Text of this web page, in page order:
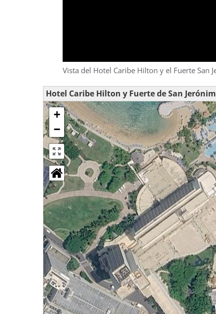
Vista del Hotel Caribe Hilton y el Fuerte San
Hotel Caribe Hilton y Fuerte de San
+
−